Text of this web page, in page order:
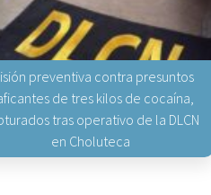
preventiva contra presuntos
de tres kilos de cocaína,
tras operativo de la DLCN
en Choluteca